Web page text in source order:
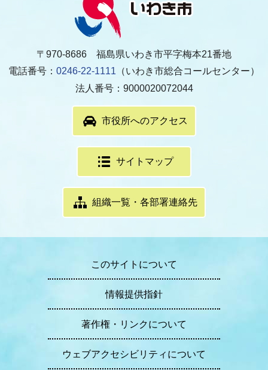
〒970-8686 福島県いわき市平字梅本21番地
電話番号： 0246-22-1111 （いわき市総合コールセンター）
法人番号：9000020072044
市役所へのアクセス
サイトマップ
組織一覧・各部署連絡先
このサイトについて
情報提供指針
著作権・リンクについて
ウェブアクセシビリティについて